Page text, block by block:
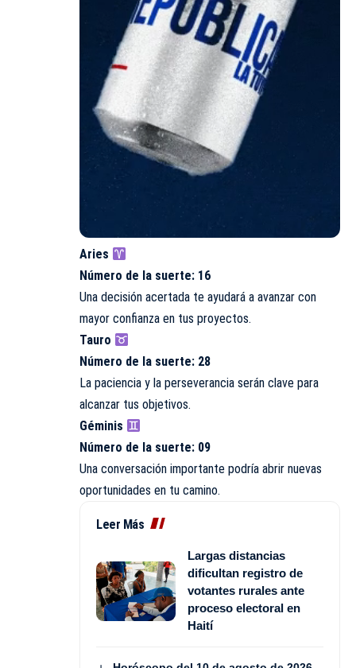
Aries
Número de la suerte: 16
Una decisión acertada te ayudará a avanzar con
mayor confianza en tus proyectos.
Tauro
Número de la suerte: 28
La paciencia y la perseverancia serán clave para
alcanzar tus objetivos.
Géminis
Número de la suerte: 09
Una conversación importante podría abrir nuevas
oportunidades en tu camino.
Leer Más
Largas distancias
dificultan registro de
votantes rurales ante
proceso electoral en
Haití